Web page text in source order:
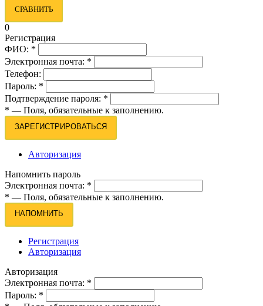
СРАВНИТЬ
0
Регистрация
ФИО: *
Электронная почта: *
Телефон:
Пароль: *
Подтверждение пароля: *
* — Поля, обязательные к заполнению.
ЗАРЕГИСТРИРОВАТЬСЯ
Авторизация
Напомнить пароль
Электронная почта: *
* — Поля, обязательные к заполнению.
НАПОМНИТЬ
Регистрация
Авторизация
Авторизация
Электронная почта: *
Пароль: *